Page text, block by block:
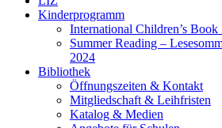
Kinderprogramm
International Children’s Book
Summer Reading –
2024
Bibliothek
Öffnungszeiten & Kontakt
Mitgliedschaft & Leihfristen
Katalog & Medien